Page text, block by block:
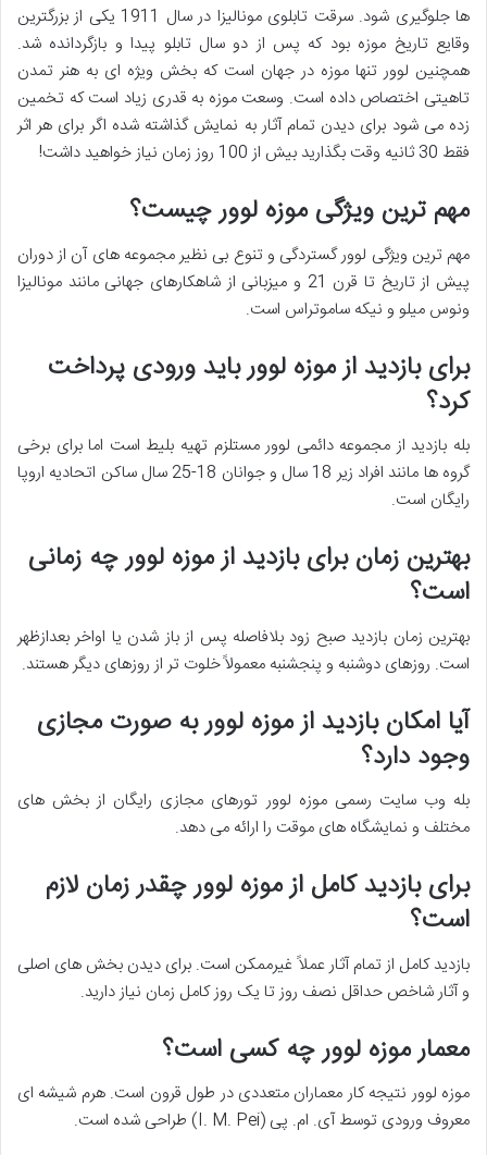
ها جلوگیری شود. سرقت تابلوی مونالیزا در سال 1911 یکی از بزرگترین
وقایع تاریخ موزه بود که پس از دو سال تابلو پیدا و بازگردانده شد.
همچنین لوور تنها موزه در جهان است که بخش ویژه ای به هنر تمدن
تاهیتی اختصاص داده است. وسعت موزه به قدری زیاد است که تخمین
زده می شود برای دیدن تمام آثار به نمایش گذاشته شده اگر برای هر اثر
فقط 30 ثانیه وقت بگذارید بیش از 100 روز زمان نیاز خواهید داشت!
مهم ترین ویژگی موزه لوور چیست؟
مهم ترین ویژگی لوور گستردگی و تنوع بی نظیر مجموعه های آن از دوران
پیش از تاریخ تا قرن 21 و میزبانی از شاهکارهای جهانی مانند مونالیزا
ونوس میلو و نیکه ساموتراس است.
برای بازدید از موزه لوور باید ورودی پرداخت
کرد؟
بله بازدید از مجموعه دائمی لوور مستلزم تهیه بلیط است اما برای برخی
گروه ها مانند افراد زیر 18 سال و جوانان 18-25 سال ساکن اتحادیه اروپا
رایگان است.
بهترین زمان برای بازدید از موزه لوور چه زمانی
است؟
بهترین زمان بازدید صبح زود بلافاصله پس از باز شدن یا اواخر بعدازظهر
است. روزهای دوشنبه و پنجشنبه معمولاً خلوت تر از روزهای دیگر هستند.
آیا امکان بازدید از موزه لوور به صورت مجازی
وجود دارد؟
بله وب سایت رسمی موزه لوور تورهای مجازی رایگان از بخش های
مختلف و نمایشگاه های موقت را ارائه می دهد.
برای بازدید کامل از موزه لوور چقدر زمان لازم
است؟
بازدید کامل از تمام آثار عملاً غیرممکن است. برای دیدن بخش های اصلی
و آثار شاخص حداقل نصف روز تا یک روز کامل زمان نیاز دارید.
معمار موزه لوور چه کسی است؟
موزه لوور نتیجه کار معماران متعددی در طول قرون است. هرم شیشه ای
معروف ورودی توسط آی. ام. پی (I. M. Pei) طراحی شده است.